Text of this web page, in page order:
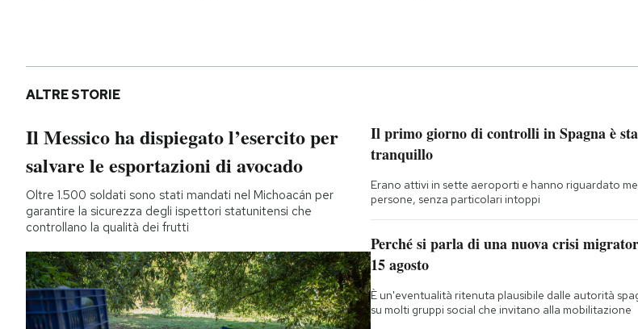
ALTRE STORIE
Il Messico ha dispiegato l’esercito per
salvare le esportazioni di avocado
Oltre 1.500 soldati sono stati mandati nel Michoacán per
garantire la sicurezza degli ispettori statunitensi che
controllano la qualità dei frutti
Il primo giorno di controlli in Spagna è
tranquillo
Erano attivi in sette aeroporti e hanno riguardato
persone, senza particolari intoppi
Perché si parla di una nuova crisi
15 agosto
È un'eventualità ritenuta plausibile dalle autorità
su molti gruppi social che invitano alla mobilitazione